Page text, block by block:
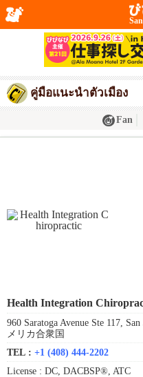
คู่มือแนะนำตัวเมือง
Fan
Health Integration
960 Saratoga Avenue Ste 117,
メリカ合衆国
TEL : +1 (408) 444-2202
License : DC, DACBSP®, ATC